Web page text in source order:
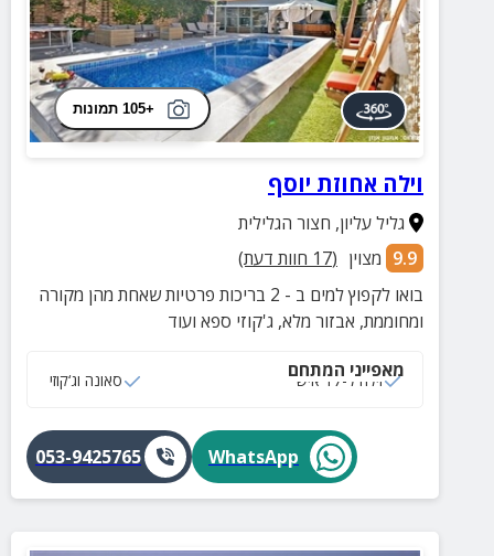
+105 תמונות
וילה אחוזת יוסף
גליל עליון, חצור הגלילית
9.9 מצוין (
17 חוות דעת)
בואו לקפוץ למים ב - 2 בריכות פרטיות שאחת מהן מקורה
ומחוממת, אבזור מלא, ג'קוזי ספא ועוד
מאפייני המתחם
וילה ל-17 איש סאונה וג‘קוזי
WhatsApp
053-9425765